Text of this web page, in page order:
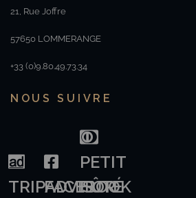
21, Rue Joffre
57650 LOMMERANGE
+33 (0)9.80.49.73.34
NOUS SUIVRE
TRIPADVISOR
FACEBOOK
PETIT
FÛTÉ